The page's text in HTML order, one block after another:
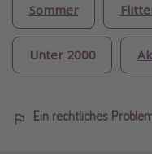
Sommer
Unter 2000
Ein rechtliches